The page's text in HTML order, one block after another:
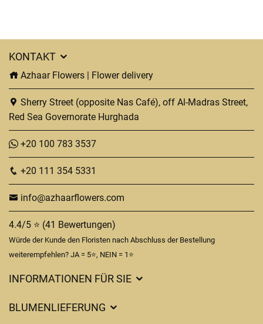
KONTAKT
Azhaar Flowers | Flower delivery
Sherry Street (opposite Nas Café), off Al-Madras Street,
Red Sea Governorate Hurghada
+20 100 783 3537
+20 111 354 5331
info@azhaarflowers.com
4.4/5 ⭐ (41 Bewertungen)
Würde der Kunde den Floristen nach Abschluss der Bestellung
weiterempfehlen? JA = 5⭐, NEIN = 1⭐
INFORMATIONEN FÜR SIE
BLUMENLIEFERUNG